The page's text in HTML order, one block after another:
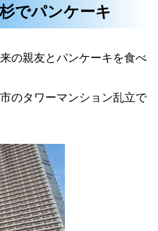
でパンケーキ
の親友とパンケーキを食べ
のタワーマンション乱立で